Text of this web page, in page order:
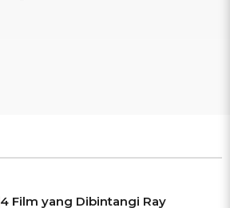
4 Film yang Dibintangi Ray